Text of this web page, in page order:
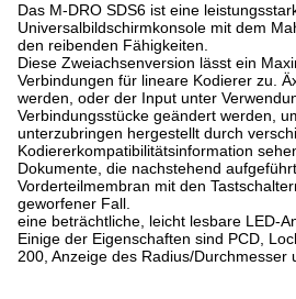
Das M-DRO SDS6 ist eine
Universalbildschirmkonsole mit dem
den reibenden Fähigkeiten.
Diese Zweiachsenversion lässt ein
Verbindungen für lineare Kodierer zu.
werden, oder der Input unter
Verbindungsstücke geändert werden,
unterzubringen hergestellt durch
Kodiererkompatibilitätsinformation
Dokumente, die nachstehend
Vorderteilmembran mit den
geworfener Fall.
eine beträchtliche, leicht lesbare LED-
Einige der Eigenschaften sind PCD,
200, Anzeige des Radius/Durchmesser